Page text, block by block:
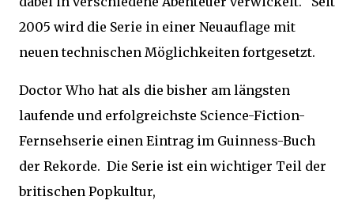
2005 wird die Serie in einer Neuauflage mit
neuen technischen Möglichkeiten fortgesetzt.
Doctor Who hat als die bisher am längsten
laufende und erfolgreichste Science-Fiction-
Fernsehserie einen Eintrag im Guinness-Buch
der Rekorde. Die Serie ist ein wichtiger Teil der
britischen Popkultur,